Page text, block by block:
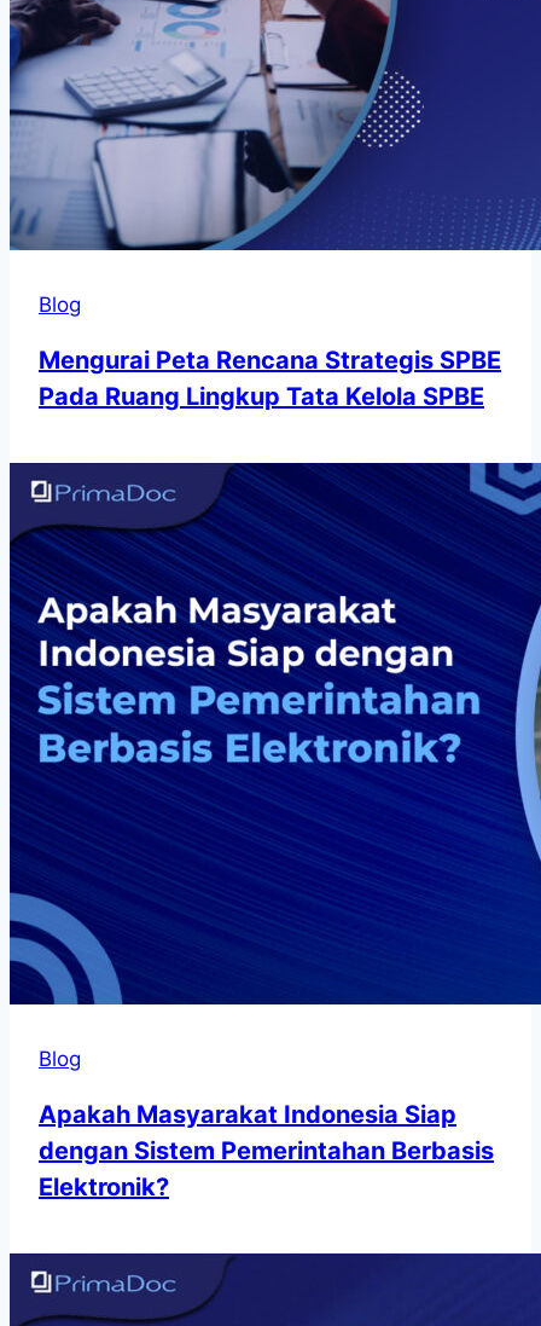
Blog
Mengurai Peta Rencana Strategis SPBE
Pada Ruang Lingkup Tata Kelola SPBE
Blog
Apakah Masyarakat Indonesia Siap
dengan Sistem Pemerintahan Berbasis
Elektronik?